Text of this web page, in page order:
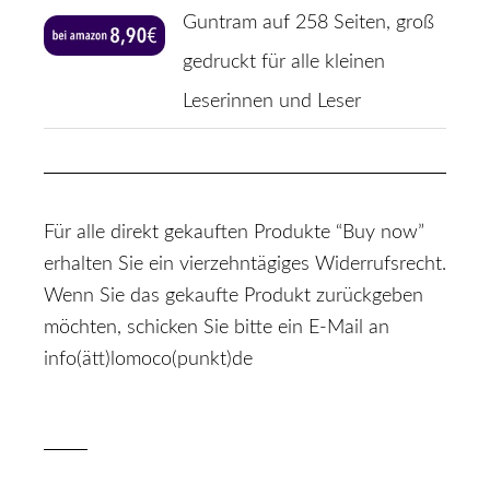
Guntram auf 258 Seiten, groß
gedruckt für alle kleinen
Leserinnen und Leser
Für alle direkt gekauften Produkte “Buy now”
erhalten Sie ein vierzehntägiges Widerrufsrecht.
Wenn Sie das gekaufte Produkt zurückgeben
möchten, schicken Sie bitte ein E-Mail an
info(ätt)lomoco(punkt)de